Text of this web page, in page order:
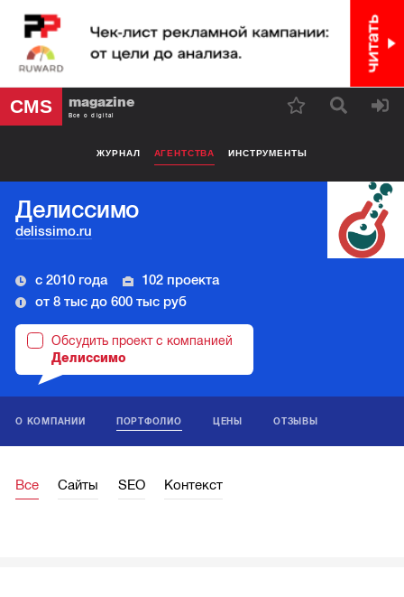
CMS magazine
Все о digital
ЖУРНАЛ АГЕНТСТВА ИНСТРУМЕНТЫ
Делиссимо
delissimo.ru
с 2010 года
102 проекта
от 8 тыс до 600 тыс руб
Обсудить проект с компанией
Делиссимо
О КОМПАНИИ ПОРТФОЛИО ЦЕНЫ ОТЗЫВЫ
Все Сайты SEO Контекст